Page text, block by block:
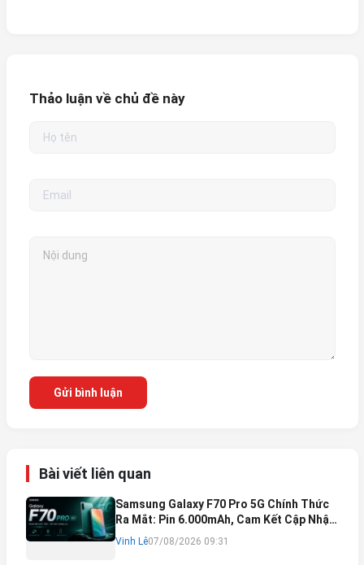
Thảo luận về chủ đề này
Gửi bình luận
Bài viết liên quan
Samsung Galaxy F70 Pro 5G Chính Thức
Ra Mắt: Pin 6.000mAh, Cam Kết Cập Nhật
Phần Mềm 6 Năm
Vinh Lê07/08/2026 09:31